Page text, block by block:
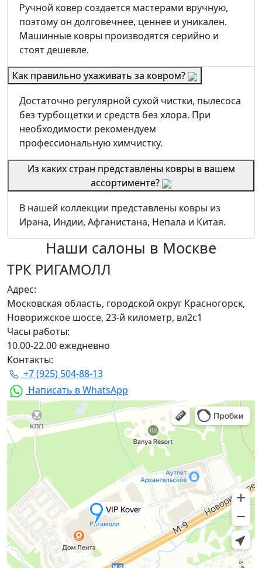
Ручной ковер создается мастерами вручную,
поэтому он долговечнее, ценнее и уникален.
Машинные ковры производятся серийно и
стоят дешевле.
Как правильно ухаживать за ковром?
Достаточно регулярной сухой чистки, пылесоса
без турбощетки и средств без хлора. При
необходимости рекомендуем
профессиональную химчистку.
Из каких стран представлены ковры в вашем
ассортименте?
В нашей коллекции представлены ковры из
Ирана, Индии, Афганистана, Непала и Китая.
Наши салоны в Москве
ТРК РИГАМОЛЛ
Адрес:
Московская область, городской округ Красногорск,
Новорижское шоссе, 23-й километр, вл2с1
Часы работы:
10.00-22.00 ежедневно
Контакты:
+7 (925) 504-88-13
Написать в WhatsApp